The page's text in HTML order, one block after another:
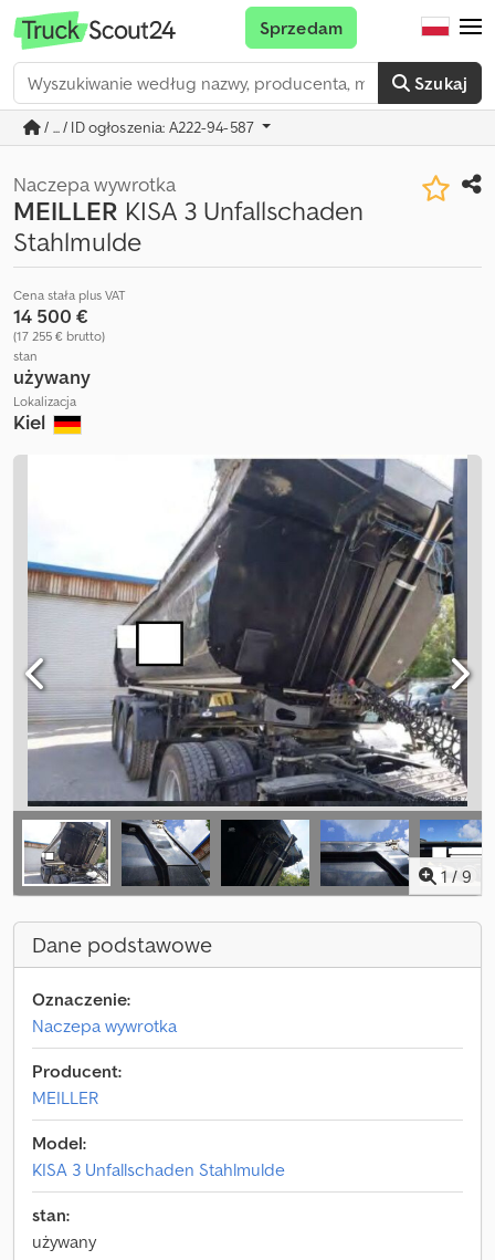
Szukaj
Sprzedam
/ ... / ID ogłoszenia: A222-94-587
Naczepa wywrotka
MEILLER KISA 3 Unfallschaden
Stahlmulde
Cena stała plus VAT
14 500 €
(17 255 € brutto)
stan
używany
Lokalizacja
Kiel
1 / 9
Dane podstawowe
Oznaczenie:
Naczepa wywrotka
Producent:
MEILLER
Model:
KISA 3 Unfallschaden Stahlmulde
stan:
używany